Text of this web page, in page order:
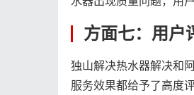
方面七：用户
独山解决热水器解决和
服务效果都给予了高度